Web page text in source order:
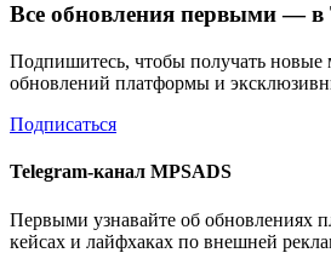
Все обновления первыми — в
Подпишитесь, чтобы получать новые
обновлений платформы и
Подписаться
Telegram-канал MPSADS
Первыми узнавайте об обновлениях
кейсах и лайфхаках по внешней